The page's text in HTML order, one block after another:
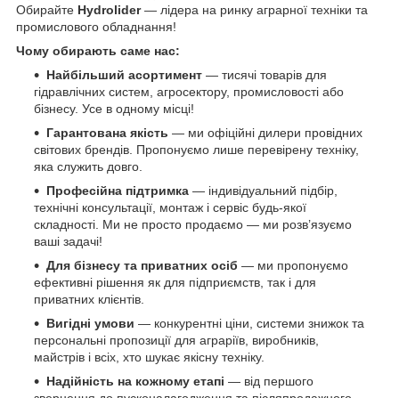
Обирайте Hydrolider— лідера на ринку аграрної техніки та
промислового обладнання!
Чому обирають саме нас:
Найбільший асортимент — тисячі товарів для
гідравлічних систем, агросектору, промисловості або
бізнесу. Усе в одному місці!
Гарантована якість — ми офіційні дилери провідних
світових брендів. Пропонуємо лише перевірену техніку,
яка служить довго.
Професійна підтримка — індивідуальний підбір,
технічні консультації, монтаж і сервіс будь-якої
складності. Ми не просто продаємо — ми розв’язуємо
ваші задачі!
Для бізнесу та приватних осіб — ми пропонуємо
ефективні рішення як для підприємств, так і для
приватних клієнтів.
Вигідні умови — конкурентні ціни, системи знижок та
персональні пропозиції для аграріїв, виробників,
майстрів і всіх, хто шукає якісну техніку.
Надійність на кожному етапі — від першого